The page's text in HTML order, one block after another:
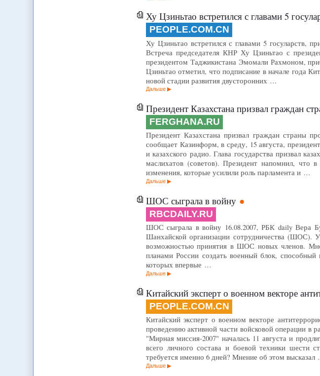
Ху Цзиньтао встретился с главами 5
PEOPLE.COM.CN
Ху Цзиньтао встретился с главами 5
Встреча председателя КНР Ху Цзиньтао с
президентом Таджикистана Эмомали Рахмоном,
Цзиньтао отметил, что подписание в начале года
новой стадии развития двусторонних …
Дальше
Президент Казахстана призвал граждан
FERGHANA.RU
Президент Казахстана призвал граждан страны
сообщает Казинформ, в среду, 15 августа,
и казахского радио. Глава государства призвал
маслихатов (советов). Президент напомнил, что
изменения, которые усилили роль парламента и …
Дальше
ШОС сыграла в войну
RBCDAILY.RU
ШОС сыграла в войну 16.08.2007, РБК daily Вера
Шанхайской организации сотрудничества (ШОС).
возможностью принятия в ШОС новых членов.
планами России создать военный блок,
которых впервые …
Дальше
Китайский эксперт о военном векторе
PEOPLE.COM.CN
Китайский эксперт о военном векторе
проведению активной части войсковой операции в
"Мирная миссия-2007" началась 11 августа и
всего личного состава и боевой техники шести
требуется именно 6 дней? Мнение об этом высказал
Дальше